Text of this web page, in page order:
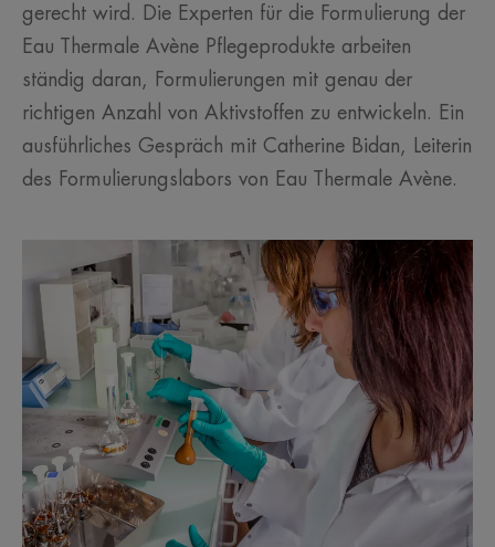
gerecht wird. Die Experten für die Formulierung der
Eau Thermale Avène Pflegeprodukte arbeiten
ständig daran, Formulierungen mit genau der
richtigen Anzahl von Aktivstoffen zu entwickeln. Ein
ausführliches Gespräch mit Catherine Bidan, Leiterin
des Formulierungslabors von Eau Thermale Avène.